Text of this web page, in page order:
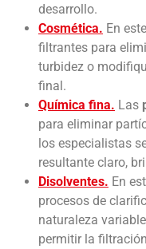
desarrollo.
Cosmética. En
filtrantes para
turbidez o
final.
Química fina. Las
para eliminar
los especialistas
resultante claro,
Disolventes. En
procesos de
naturaleza
permitir la